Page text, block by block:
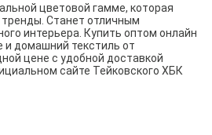
цветовой гамме, которая
Станет отличным
интерьера. Купить оптом онлайн
и домашний текстиль от
цене с удобной доставкой
сайте Тейковского ХБК